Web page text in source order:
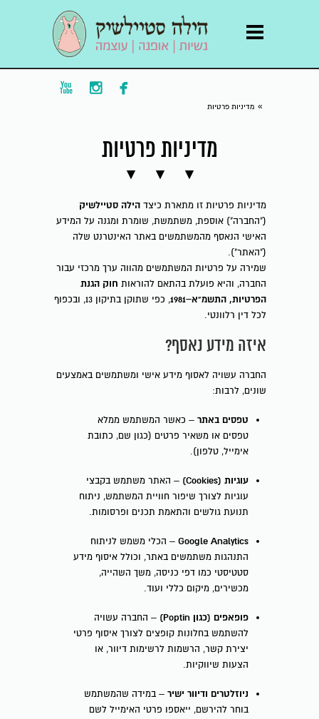



» מדיניות פרטיות
מדיניות פרטיות
מדיניות פרטיות זו מתארת כיצד הילה סטיילשיק
("החברה") אוספת, משתמשת, שומרת ומגנה על המידע
האישי הנאסף מהמשתמשים באתר האינטרנט שלה
("האתר").
שמירה על פרטיות המשתמשים מהווה ערך מרכזי עבור
החברה, והיא פועלת בהתאם להוראות חוק הגנת
הפרטיות, התשמ"א–1981
, כפי שתוקן בתיקון 13, ובכפוף
לכל דין רלוונטי.
איזה מידע נאסף?
החברה עשויה לאסוף מידע אישי ומשתמשים באמצעים
שונים, לרבות:
טפסים באתר – כאשר המשתמש ממלא
טפסים או משאיר פרטים (כגון שם, כתובת
אימייל, טלפון).
עוגיות (Cookies)
– האתר משתמש בקבצי
עוגיות לצורך שיפור חוויית המשתמש, ניתוח
תנועת גולשים והתאמת תכנים ופרסומות.
Google Analytics – הכלי משמש לניתוח
התנהגות משתמשים באתר, וכולל איסוף מידע
סטטיסטי כמו דפי כניסה, משך השהייה,
מכשירים, מיקום כללי ועוד.
פופאפים (כגון Poptin)
– החברה עשויה
להשתמש בחלונות קופצים לצורך איסוף פרטי
יצירת קשר, הרשמות לרשימות דיוור, או
הצעות שיווקיות.
ניוזלטרים ודיוור ישיר – במידה שהמשתמש
בוחר להירשם, ייאספו פרטי האימייל לשם